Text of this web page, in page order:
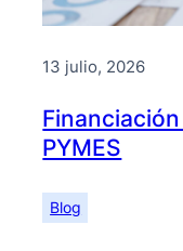
13 julio, 2026
PYMES
Blog